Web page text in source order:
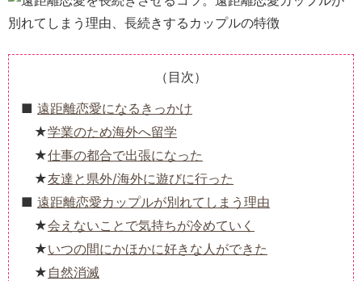
（目次）
遠距離恋愛になるきっかけ
学業のため海外へ留学
仕事の都合で出張になった
友達と県外/海外に遊びに行った
遠距離恋愛カップルが別れてしまう理由
会えないことで気持ちが冷めていく
いつの間にかほかに好きな人ができた
自然消滅